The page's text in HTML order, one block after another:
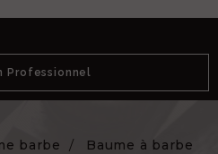
Professionnel
barbe
Baume à barbe